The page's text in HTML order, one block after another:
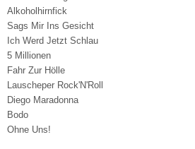
Alkoholhirnfick
Sags Mir Ins Gesicht
Ich Werd Jetzt Schlau
5 Millionen
Fahr Zur Hölle
Lauscheper Rock'N'Roll
Diego Maradonna
Bodo
Ohne Uns!